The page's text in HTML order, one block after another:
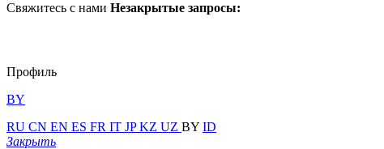
Свяжитесь с нами Незакрытые запросы:
Профиль
BY
RU CN EN ES FR IT JPKZ UZ BY ID
Закрыть